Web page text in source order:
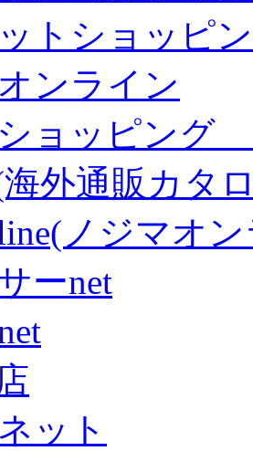
トショッピ
ンライン
ョッピング
海外通販カタ
ノジマオ
ーnet
ット